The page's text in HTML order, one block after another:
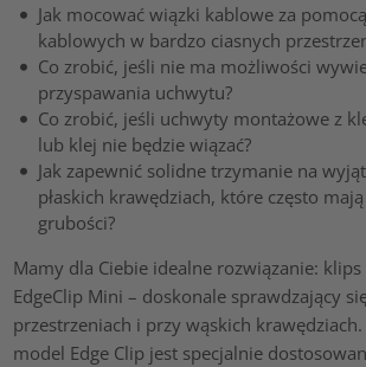
Jak mocować wiązki kablowe za
kablowych w bardzo ciasnych
Co zrobić, jeśli nie ma możliwości
przyspawania uchwytu?
Co zrobić, jeśli uchwyty montażowe z
lub klej nie będzie wiązać?
Jak zapewnić solidne trzymanie na
płaskich krawędziach, które często
grubości?
Mamy dla Ciebie idealne rozwiązanie:
EdgeClip Mini – doskonale sprawdzający
przestrzeniach i przy wąskich
model Edge Clip jest specjalnie